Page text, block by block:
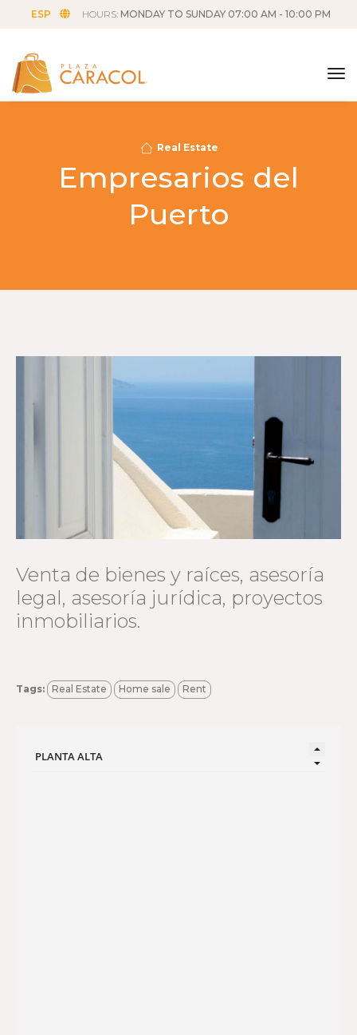
ESP HOURS: MONDAY TO SUNDAY 07:00 AM - 10:00 PM
Real Estate
Empresarios del
Puerto
Venta de bienes y raíces, asesoría
legal, asesoría jurídica, proyectos
inmobiliarios.
Tags: Real Estate Home sale Rent